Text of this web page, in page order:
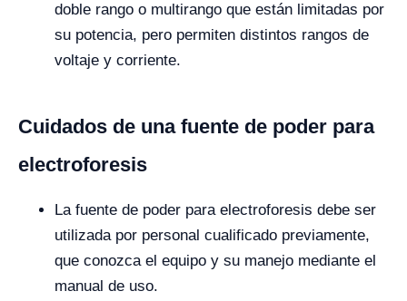
doble rango o multirango que están limitadas por
su potencia, pero permiten distintos rangos de
voltaje y corriente.
Cuidados de una fuente de poder para
electroforesis
La fuente de poder para electroforesis debe ser
utilizada por personal cualificado previamente,
que conozca el equipo y su manejo mediante el
manual de uso.